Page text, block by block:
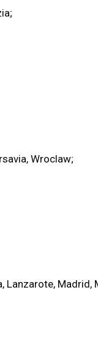
Wroclaw;
Lanzarote,